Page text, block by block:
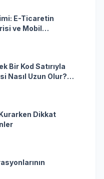
E-Ticaretin
ve Mobil
Anahtarı
Bir Kod Satırıyla
Nasıl Uzun Olur?
Güçlü Rolü)
Dikkat